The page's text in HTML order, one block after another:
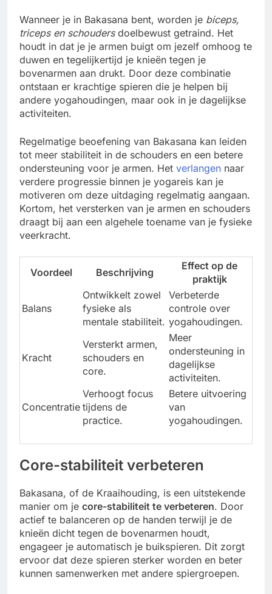
Wanneer je in Bakasana bent, worden je biceps,
triceps en schoudersdoelbewust getraind. Het
houdt in dat je je armen buigt om jezelf omhoog te
duwen en tegelijkertijd je knieën tegen je
bovenarmen aan drukt. Door deze combinatie
ontstaan er krachtige spieren die je helpen bij
andere yogahoudingen, maar ook in je dagelijkse
activiteiten.
Regelmatige beoefening van Bakasana kan leiden
tot meer stabiliteit in de schouders en een betere
ondersteuning voor je armen. Het verlangen naar
verdere progressie binnen je yogareis kan je
motiveren om deze uitdaging regelmatig aangaan.
Kortom, het versterken van je armen en schouders
draagt bij aan een algehele toename van je fysieke
veerkracht.
Voordeel Beschrijving
Effect op de
praktijk
Balans
Ontwikkelt zowel
fysieke als
mentale stabiliteit.
Verbeterde
controle over
yogahoudingen.
Kracht
Versterkt armen,
schouders en
core.
Meer
ondersteuning in
dagelijkse
activiteiten.
Concentratie
Verhoogt focus
tijdens de
practice.
Betere uitvoering
van
yogahoudingen.
Core-stabiliteit verbeteren
Bakasana, of de Kraaihouding, is een uitstekende
manier om je core-stabiliteit te verbeteren. Door
actief te balanceren op de handen terwijl je de
knieën dicht tegen de bovenarmen houdt,
engageer je automatisch je buikspieren. Dit zorgt
ervoor dat deze spieren sterker worden en beter
kunnen samenwerken met andere spiergroepen.